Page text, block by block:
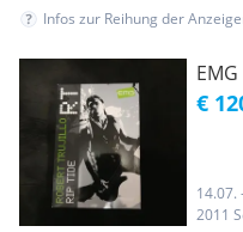
Infos zur Reihung der
€
14.07.
2011